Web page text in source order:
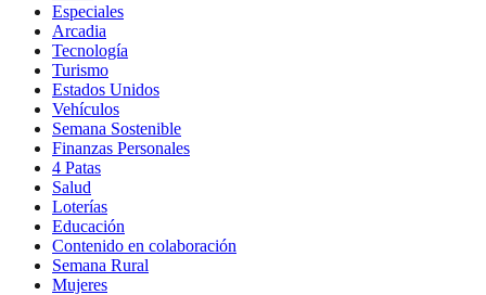
Especiales
Arcadia
Tecnología
Turismo
Estados Unidos
Vehículos
Semana Sostenible
Finanzas Personales
4 Patas
Salud
Loterías
Educación
Contenido en colaboración
Semana Rural
Mujeres